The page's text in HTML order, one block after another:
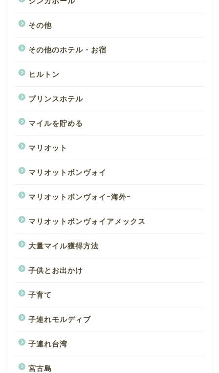
その他
その他のホテル・お宿
ヒルトン
プリンスホテル
マイルを貯める
マリオット
マリオットボンヴォイ
マリオットボンヴォイｰ海外ｰ
マリオットボンヴォイアメックス
大量マイル獲得方法
子供とお出かけ
子育て
子連れモルディブ
子連れ台湾
宮古島